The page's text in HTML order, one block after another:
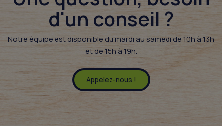
d'un conseil ?​
Notre équipe est disponible du mardi au samedi de 10h à 13h
et de 15h à 19h.
Appelez-nous !